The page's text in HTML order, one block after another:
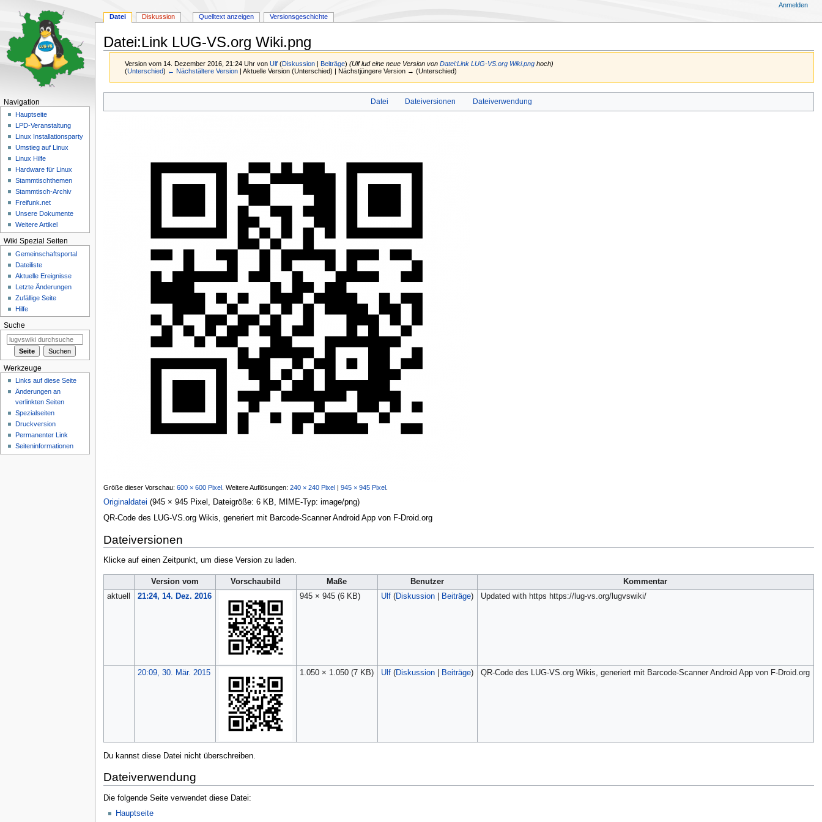
Datei:Link LUG-VS.org Wiki.png
Version vom 14. Dezember 2016, 21:24 Uhr vonUlf (Diskussion Beiträge) (Ulf lud eine neue Version vonDatei:Link LUG-VS.org Wiki.png hoch)
(Unterschied) ← Nächstältere Version | Aktuelle Version (Unterschied) | Nächstjüngere Version → (Unterschied)
Navigation
Suche
Datei Dateiversionen Dateiverwendung
Größe dieser Vorschau: 600 × 600 Pixel Weitere Auflösungen: 240 × 240 Pixel 945 × 945 Pixel
Originaldatei (945 × 945 Pixel, Dateigröße: 6 KB, MIME-Typ: image/png)
QR-Code des LUG-VS.org Wikis, generiert mit Barcode-Scanner Android App von F-Droid.org
Dateiversionen
Klicke auf einen Zeitpunkt, um diese Version zu laden.
Version vom Vorschaubild Maße Benutzer
Kommentar
aktuell
21:24, 14. Dez. 2016 945 × 945 (6 KB) Ulf (Diskussion| Beiträge) Updated with https https://lug-vs.org/lugvswiki/
20:09, 30. Mär. 2015 1.050 × 1.050 (7 KB) Ulf (Diskussion| Beiträge) QR-Code des LUG-VS.org Wikis, generiert mit Barcode-Scanner Android App von F-Droid.org
Du kannst diese Datei nicht überschreiben.
Dateiverwendung
Die folgende Seite verwendet diese Datei:
Hauptseite
Datei Diskussion Quelltext anzeigen Versionsgeschichte
Anmelden
Navigation
Hauptseite
LPD-Veranstaltung
Linux Installationsparty
Umstieg auf Linux
Linux Hilfe
Hardware für Linux
Stammtischthemen
Stammtisch-Archiv
Freifunk.net
Unsere Dokumente
Weitere Artikel
Wiki Spezial Seiten
Gemeinschafts­portal
Dateiliste
Aktuelle Ereignisse
Letzte Änderungen
Zufällige Seite
Hilfe
Suche
Werkzeuge
Links auf diese Seite
Änderungen an
verlinkten Seiten
Spezialseiten
Druckversion
Permanenter Link
Seiten­informationen